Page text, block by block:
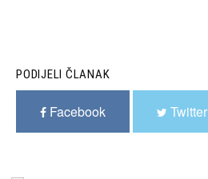
PODIJELI ČLANAK
Facebook Twitter